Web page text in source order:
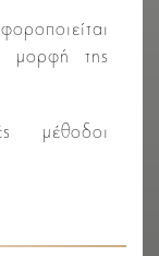
μορφή της
μέθοδοι